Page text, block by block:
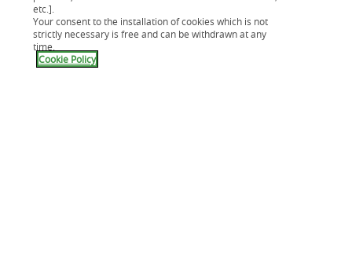
première réponse de principe immédiatement !
Votre contrat signé en ligne
Après étude de votre demande, si votre dossier
etc.].
Your consent to the installation of cookies which is not
strictly necessary is free and can be withdrawn at any
time.
Cookie Policy